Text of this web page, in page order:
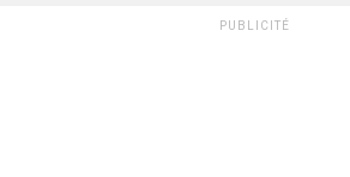
PUBLICITÉ